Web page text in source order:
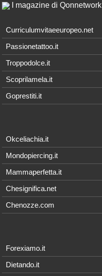
I magazine di Qonnetwork
Curriculumvitaeeuropeo.net
Passionetattoo.it
Troppodolce.it
Scoprilamela.it
Goprestiti.it
Okceliachia.it
Mondopiercing.it
Mammaperfetta.it
Chesignifica.net
Chenozze.com
Forexiamo.it
Dietando.it